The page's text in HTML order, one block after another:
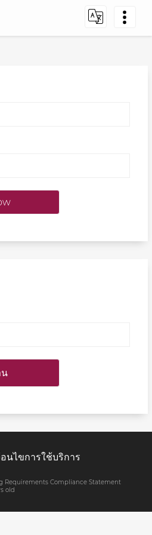
อนไขการใช้บริการ
Requirements Compliance Statement
old